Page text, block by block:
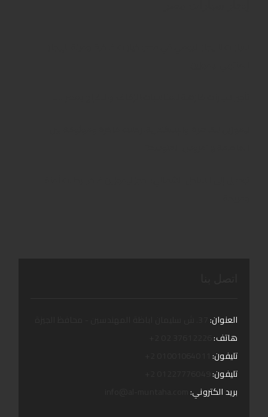
العنوان:
هاتف:
تليفون:
تليفون:
بريد الكتروني: